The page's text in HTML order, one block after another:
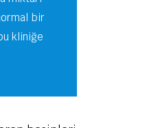
bir
kliniğe